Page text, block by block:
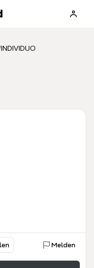
INDIVIDUO
Melden